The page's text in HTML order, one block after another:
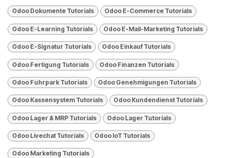
Odoo Dokumente Tutorials Odoo E-Commerce Tutorials
Odoo E-Learning Tutorials Odoo E-Mail-Marketing Tutorials
Odoo E-Signatur Tutorials Odoo Einkauf Tutorials
Odoo Fertigung Tutorials Odoo Finanzen Tutorials
Odoo Fuhrpark Tutorials Odoo Genehmigungen Tutorials
Odoo Kassensystem Tutorials Odoo Kundendienst Tutorials
Odoo Lager & MRP Tutorials Odoo Lager Tutorials
Odoo Livechat Tutorials Odoo loT Tutorials
Odoo Marketing Tutorials